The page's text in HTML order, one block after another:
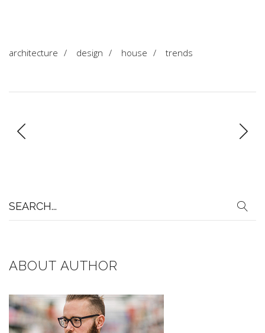
architecture / design / house / trends
for:
ABOUT AUTHOR